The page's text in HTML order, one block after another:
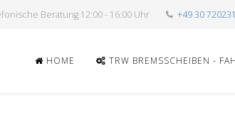
Beratung 12:00 - 16:00 Uhr +49 30
HOME TRW BREMSSCHEIBEN -